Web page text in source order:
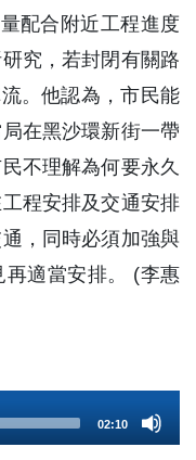
配合附近工程進度
究，若封閉有關路
。他認為，市民能
在黑沙環新街一帶
不理解為何要永久
程安排及交通安排
，同時必須加強與
適當安排。 (李惠
02:10